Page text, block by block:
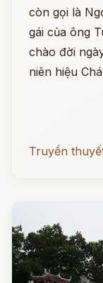
còn gọi là
gái của ông
chào đời
niên hiệu
Truyền